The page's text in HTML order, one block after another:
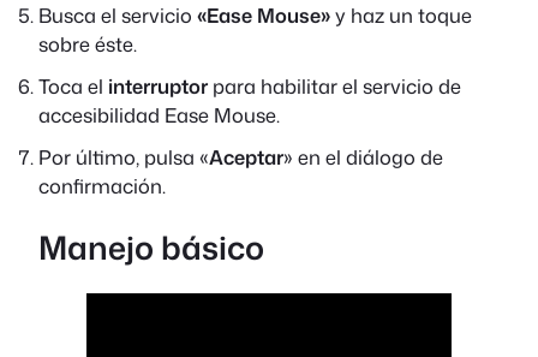
Busca el servicio «Ease Mouse»y haz un toque
sobre éste.
Toca el interruptor para habilitar el servicio de
accesibilidad Ease Mouse.
Por último, pulsa «Aceptar» en el diálogo de
confirmación.
Manejo básico